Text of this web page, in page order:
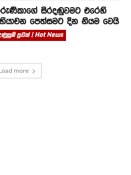
සිරදඬුවමට එරෙහි
පෙත්සමට දින නියම වෙයි
පුවත් | Hot News
more